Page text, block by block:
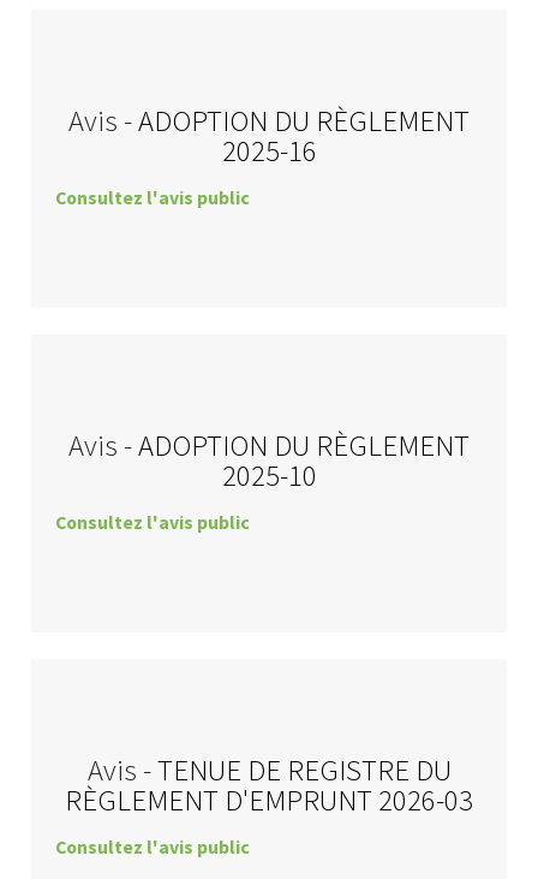
Avis -ADOPTION DU RÈGLEMENT
2025-16
Consultez l'avis public
Avis -ADOPTION DU RÈGLEMENT
2025-10
Consultez l'avis public
Avis -TENUE DE REGISTRE DU
RÈGLEMENT D'EMPRUNT 2026-03
Consultez l'avis public